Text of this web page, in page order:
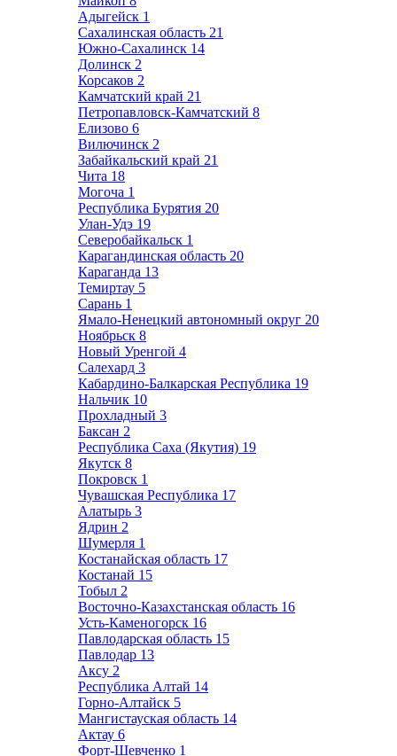
Адыгейск 1
Сахалинская область 21
Южно-Сахалинск 14
Долинск 2
Корсаков 2
Камчатский край 21
Петропавловск-Камчатский 8
Елизово 6
Вилючинск 2
Забайкальский край 21
Чита 18
Могоча 1
Республика Бурятия 20
Улан-Удэ 19
Северобайкальск 1
Карагандинская область 20
Караганда 13
Темиртау 5
Сарань 1
Ямало-Ненецкий автономный округ 20
Ноябрьск 8
Новый Уренгой 4
Салехард 3
Кабардино-Балкарская Республика 19
Нальчик 10
Прохладный 3
Баксан 2
Республика Саха (Якутия) 19
Якутск 8
Покровск 1
Чувашская Республика 17
Алатырь 3
Ядрин 2
Шумерля 1
Костанайская область 17
Костанай 15
Тобыл 2
Восточно-Казахстанская область 16
Усть-Каменогорск 16
Павлодарская область 15
Павлодар 13
Аксу 2
Республика Алтай 14
Горно-Алтайск 5
Мангистауская область 14
Актау 6
Форт-Шевченко 1